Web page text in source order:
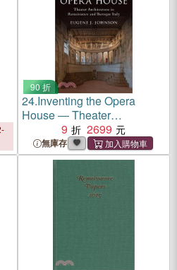
90 折
24.Inventing the Opera
House ― Theater
Architecture in Renaissance
and Baroque Italy
9 2699
無庫存